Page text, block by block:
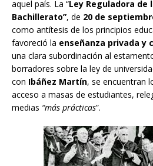
aquel país. La “Ley Reguladora de
Bachillerato”, de 20 de
como antítesis de los principios
favoreció la enseñanza privada y
una clara subordinación al
borradores sobre la ley de
con Ibáñez Martín, se encuentran
acceso a masas de estudiantes,
medias “más prácticas”.